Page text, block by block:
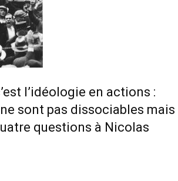
l’idéologie en actions :
ne sont pas dissociables mais
questions à Nicolas